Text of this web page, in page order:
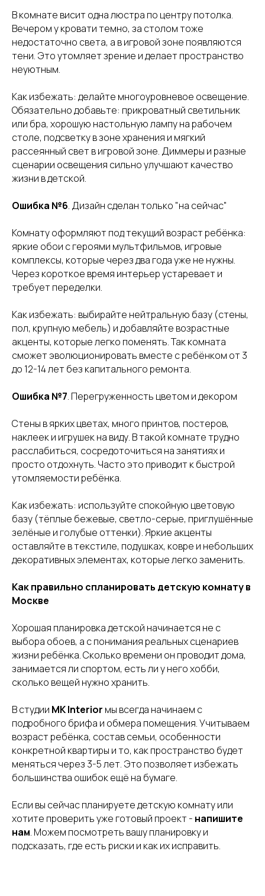
В комнате висит одна люстра по центру потолка.
Вечером у кровати темно, за столом тоже
недостаточно света, а в игровой зоне появляются
тени. Это утомляет зрение и делает пространство
неуютным.
Как избежать: делайте многоуровневое освещение.
Обязательно добавьте: прикроватный светильник
или бра, хорошую настольную лампу на рабочем
столе, подсветку в зоне хранения и мягкий
рассеянный свет в игровой зоне. Диммеры и разные
сценарии освещения сильно улучшают качество
жизни в детской.
Ошибка №6. Дизайн сделан только "на сейчас"
Комнату оформляют под текущий возраст ребёнка:
яркие обои с героями мультфильмов, игровые
комплексы, которые через два года уже не нужны.
Через короткое время интерьер устаревает и
требует переделки.
Как избежать: выбирайте нейтральную базу (стены,
пол, крупную мебель) и добавляйте возрастные
акценты, которые легко поменять. Так комната
сможет эволюционировать вместе с ребёнком от 3
до 12-14 лет без капитального ремонта.
Ошибка №7. Перегруженность цветом и декором
Стены в ярких цветах, много принтов, постеров,
наклеек и игрушек на виду. В такой комнате трудно
расслабиться, сосредоточиться на занятиях и
просто отдохнуть. Часто это приводит к быстрой
утомляемости ребёнка.
Как избежать: используйте спокойную цветовую
базу (тёплые бежевые, светло-серые, приглушённые
зелёные и голубые оттенки). Яркие акценты
оставляйте в текстиле, подушках, ковре и небольших
декоративных элементах, которые легко заменить.
Как правильно спланировать детскую комнату в
Москве
Хорошая планировка детской начинается не с
выбора обоев, а с понимания реальных сценариев
жизни ребёнка. Сколько времени он проводит дома,
занимается ли спортом, есть ли у него хобби,
сколько вещей нужно хранить.
В студии MK Interior мы всегда начинаем с
подробного брифа и обмера помещения. Учитываем
возраст ребёнка, состав семьи, особенности
конкретной квартиры и то, как пространство будет
меняться через 3-5 лет. Это позволяет избежать
большинства ошибок ещё на бумаге.
Если вы сейчас планируете детскую комнату или
хотите проверить уже готовый проект - напишите
нам. Можем посмотреть вашу планировку и
подсказать, где есть риски и как их исправить.